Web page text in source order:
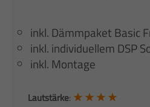
inkl. Dämmpaket Basic
inkl. individuellem DSP
inkl. Montage
Lautstärke: ★ ★ ★ ★